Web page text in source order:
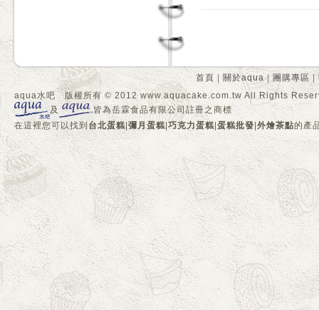
首頁 關於aqua|團購專區|
aqua水吧 版權所有 © 2012 www.aquacake.com.tw All Rights
及
皆為岳霖食品有限公司註冊之商標
在這裡您可以找到台北蛋糕| 彌月蛋糕 巧克力蛋糕 蛋糕批發 外燴茶點的產